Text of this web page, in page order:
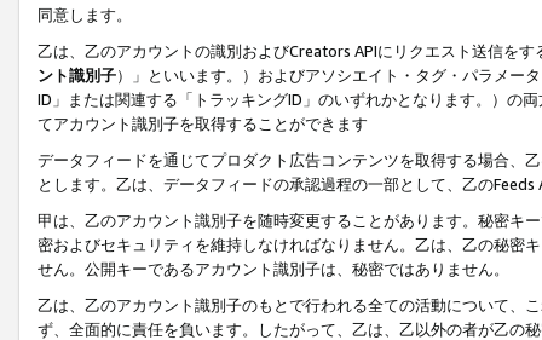
同意します。
乙は、乙のアカウントの識別およびCreators APIにリクエスト送信を
ント識別子）」といいます。）およびアソシエイト・タグ・パラメー
ID」または関連する「トラッキングID」のいずれかとなります。）の
てアカウント識別子を取得することができます
データフィードを通じてプロダクト広告コンテンツを取得する場合、
とします。乙は、データフィードの承認過程の一部として、乙の
甲は、乙のアカウント識別子を随時変更することがあります。秘密キ
密およびセキュリティを維持しなければなりません。乙は、乙の秘密
せん。公開キーであるアカウント識別子は、秘密ではありません。
乙は、乙のアカウント識別子のもとで行われる全ての活動について、
ず、全面的に責任を負います。したがって、乙は、乙以外の者が乙の